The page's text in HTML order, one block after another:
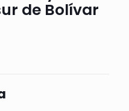
de Bolívar